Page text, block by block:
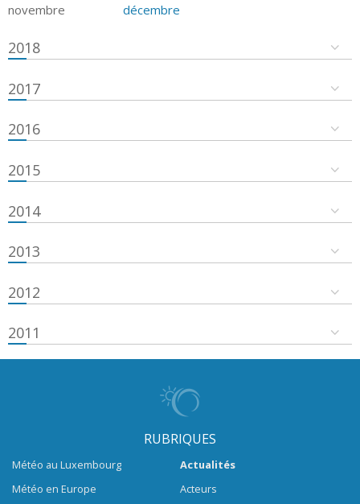
novembre
décembre
2018
2017
2016
2015
2014
2013
2012
2011
RUBRIQUES
Météo au Luxembourg
Météo en Europe
Actualités
Acteurs